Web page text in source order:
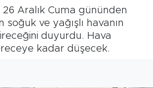
26 Aralık Cuma gününden
soğuk ve yağışlı havanın
duyurdu. Hava
kadar düşecek.